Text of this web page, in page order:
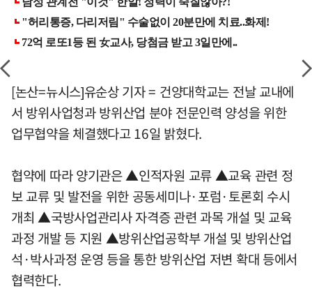
[논산=뉴시스]유순상 기자 = 건양대학교는 전날 교내에
서 방위사업청과 방위산업 분야 전문인력 양성을 위한
업무협약을 체결했다고 16일 밝혔다.
협약에 따라 양기관은 ▲인적자원 교류 ▲교육 관련 정
보 교류 및 발전을 위한 공동세미나·포럼·토론회 수시
개최 ▲국방사업관리사 자격증 관련 과목 개설 및 교육
과정 개발 등 지원 ▲방위산업공학부 개설 및 방위산업
석·박사과정 운영 등을 통한 방위산업 저변 확대 등에서
협력한다.